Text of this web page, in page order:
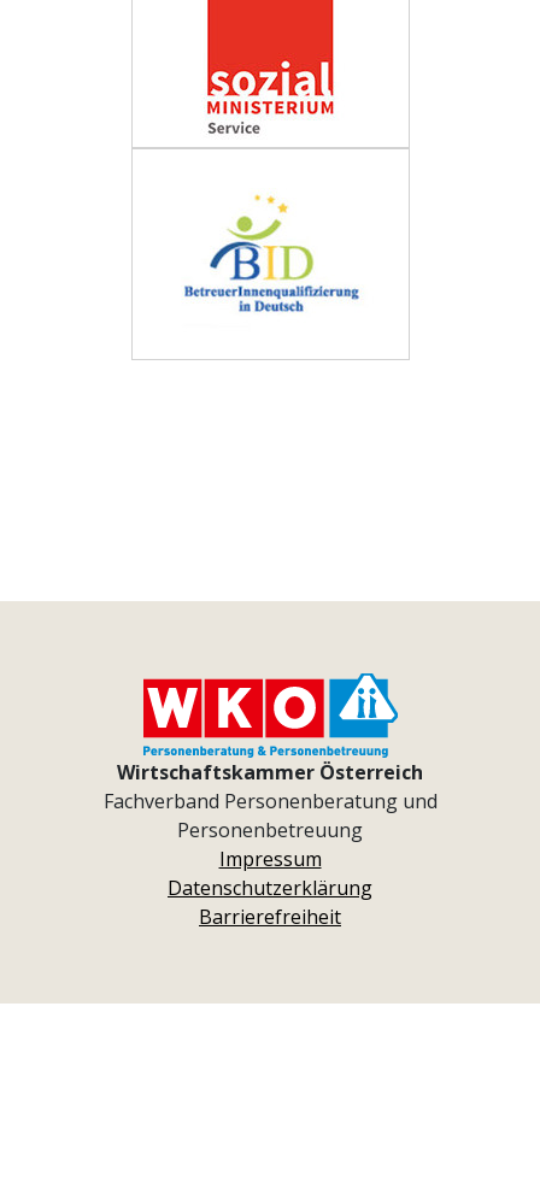
Wirtschaftskammer Österreich
Fachverband Personenberatung und
Personenbetreuung
Impressum
Datenschutzerklärung
Barrierefreiheit